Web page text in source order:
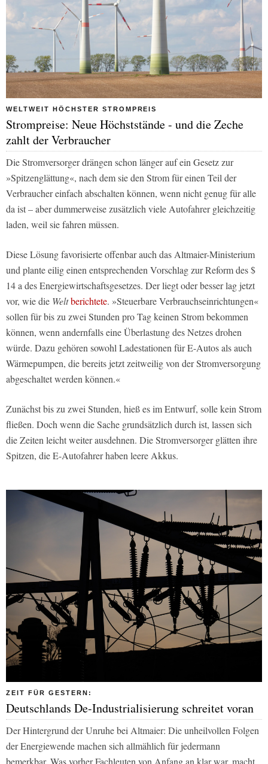
WELTWEIT HÖCHSTER STROMPREIS
Strompreise: Neue Höchststände - und die Zeche
zahlt der Verbraucher
Die Stromversorger drängen schon länger auf ein Gesetz zur
»Spitzenglättung«, nach dem sie den Strom für einen Teil der
Verbraucher einfach abschalten können, wenn nicht genug für alle
da ist – aber dummerweise zusätzlich viele Autofahrer gleichzeitig
laden, weil sie fahren müssen.
Diese Lösung favorisierte offenbar auch das Altmaier-Ministerium
und plante eilig einen entsprechenden Vorschlag zur Reform des $
14 a des Energiewirtschaftsgesetzes. Der liegt oder besser lag jetzt
vor, wie die Weltberichtete. »Steuerbare Verbrauchseinrichtungen«
sollen für bis zu zwei Stunden pro Tag keinen Strom bekommen
können, wenn andernfalls eine Überlastung des Netzes drohen
würde. Dazu gehören sowohl Ladestationen für E-Autos als auch
Wärmepumpen, die bereits jetzt zeitweilig von der Stromversorgung
abgeschaltet werden können.«
Zunächst bis zu zwei Stunden, hieß es im Entwurf, solle kein Strom
fließen. Doch wenn die Sache grundsätzlich durch ist, lassen sich
die Zeiten leicht weiter ausdehnen. Die Stromversorger glätten ihre
Spitzen, die E-Autofahrer haben leere Akkus.
ZEIT FÜR GESTERN:
Deutschlands De-Industrialisierung schreitet voran
Der Hintergrund der Unruhe bei Altmaier: Die unheilvollen Folgen
der Energiewende machen sich allmählich für jedermann
bemerkbar. Was vorher Fachleuten von Anfang an klar war, macht